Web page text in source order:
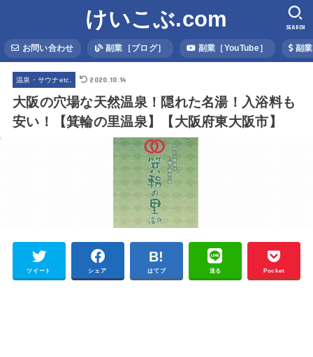
けいこぶ.com
お問い合わせ 副業［ブログ］ 副業［YouTube］ 副業
SEARCH
温泉・サウナetc. 2020.10.14
大阪の穴場な天然温泉！隠れた名湯！入浴料も
安い！【箕輪の里温泉】【大阪府東大阪市】
ツイート シェア はてブ 送る Pocket